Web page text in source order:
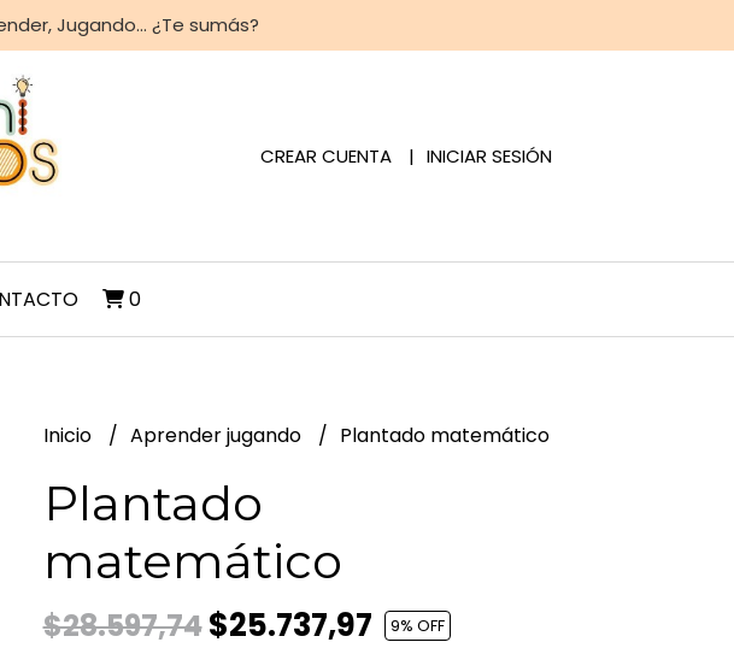
Jugando... ¿Te sumás?
CREAR CUENTA INICIAR SESIÓN
0
Inicio Aprender jugando Plantado matemático
Plantado
matemático
$28.597,74$25.737,97 9% OFF